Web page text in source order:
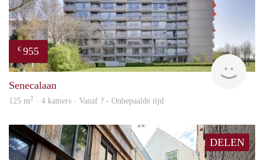
€ 955
Senecalaan
125 m2 · 4 kamers · Vanaf ? - Onbepaalde tijd
DELEN